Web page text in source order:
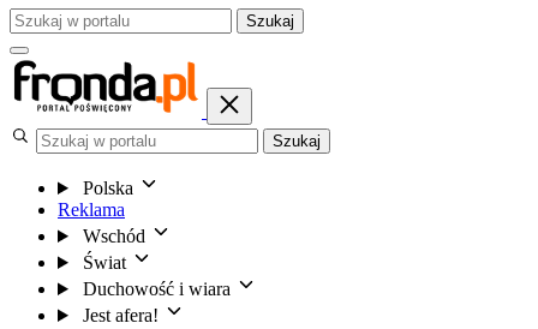
Szukaj
Szukaj
Polska
Reklama
Wschód
Świat
Duchowość i wiara
Jest afera!